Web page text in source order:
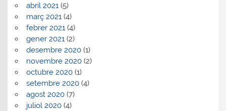
abril 2021 (5)
març 2021 (4)
febrer 2021 (4)
gener 2021 (2)
desembre 2020(1)
novembre 2020(2)
octubre 2020(1)
setembre 2020(4)
agost 2020(7)
juliol 2020(4)